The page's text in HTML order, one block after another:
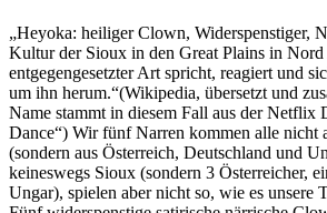
„Heyoka: heiliger Clown, Widerspenstiger,
Kultur der Sioux in den Great Plains in
entgegengesetzter Art spricht, reagiert und
um ihn herum.“(Wikipedia, übersetzt und
Name stammt in diesem Fall aus der Netflix
Dance“) Wir fünf Narren kommen alle nicht
(sondern aus Österreich, Deutschland und
keineswegs Sioux (sondern 3 Österreicher,
Ungar), spielen aber nicht so, wie es unsere